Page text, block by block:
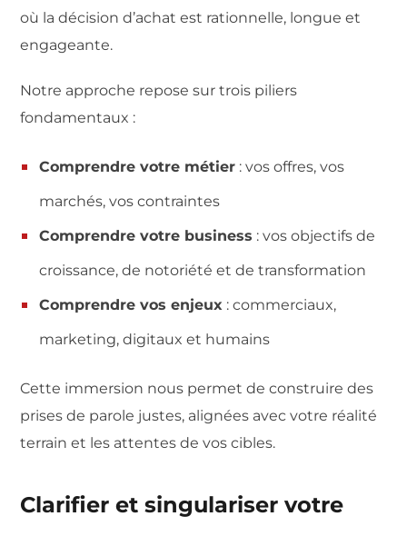
où la décision d’achat est rationnelle, longue et
engageante.
Notre approche repose sur trois piliers
fondamentaux :
Comprendre votre métier : vos offres, vos
marchés, vos contraintes
Comprendre votre business : vos objectifs de
croissance, de notoriété et de transformation
Comprendre vos enjeux : commerciaux,
marketing, digitaux et humains
Cette immersion nous permet de construire des
prises de parole justes, alignées avec votre réalité
terrain et les attentes de vos cibles.
Clarifier et singulariser votre